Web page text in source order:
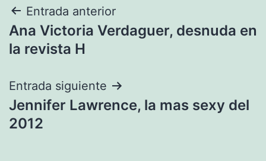
Navegación
de
Entrada anterior
Ana Victoria Verdaguer, desnuda en
la revista H
Entrada siguiente
Jennifer Lawrence, la mas sexy del
2012